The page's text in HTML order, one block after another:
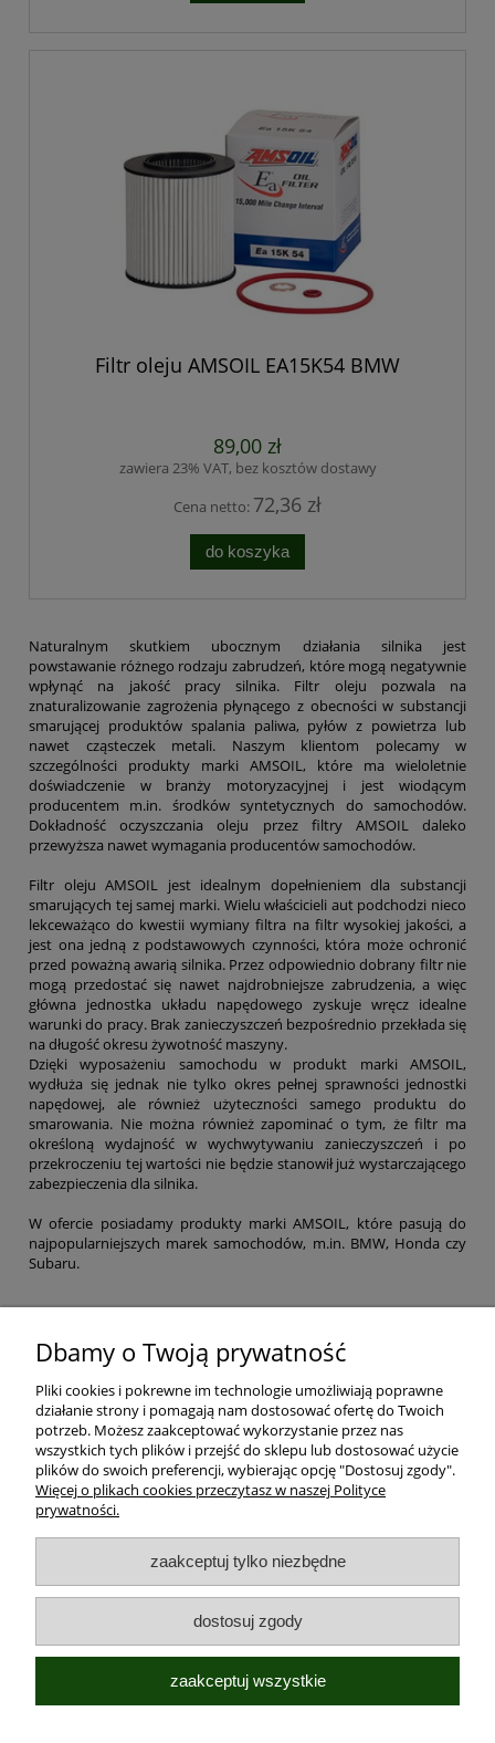
Filtr oleju AMSOIL EA15K54 BMW
89,00 zł
zawiera 23% VAT, bez kosztów dostawy
Cena netto: 72,36 zł
do koszyka
Naturalnym skutkiem ubocznym działania silnika jest
powstawanie różnego rodzaju zabrudzeń, które mogą negatywnie
wpłynąć na jakość pracy silnika. Filtr oleju pozwala na
znaturalizowanie zagrożenia płynącego z obecności w substancji
smarującej produktów spalania paliwa, pyłów z powietrza lub
nawet cząsteczek metali. Naszym klientom polecamy w
szczególności produkty marki AMSOIL, które ma wieloletnie
doświadczenie w branży motoryzacyjnej i jest wiodącym
producentem m.in. środków syntetycznych do samochodów.
Dokładność oczyszczania oleju przez filtry AMSOIL daleko
przewyższa nawet wymagania producentów samochodów.
Filtr oleju AMSOIL jest idealnym dopełnieniem dla substancji
smarujących tej samej marki. Wielu właścicieli aut podchodzi nieco
lekceważąco do kwestii wymiany filtra na filtr wysokiej jakości, a
jest ona jedną z podstawowych czynności, która może ochronić
przed poważną awarią silnika. Przez odpowiednio dobrany filtr nie
mogą przedostać się nawet najdrobniejsze zabrudzenia, a więc
główna jednostka układu napędowego zyskuje wręcz idealne
warunki do pracy. Brak zanieczyszczeń bezpośrednio przekłada się
na długość okresu żywotność maszyny.
Dzięki wyposażeniu samochodu w produkt marki AMSOIL,
wydłuża się jednak nie tylko okres pełnej sprawności jednostki
napędowej, ale również użyteczności samego produktu do
smarowania. Nie można również zapominać o tym, że filtr ma
określoną wydajność w wychwytywaniu zanieczyszczeń i po
przekroczeniu tej wartości nie będzie stanowił już wystarczającego
zabezpieczenia dla silnika.
W ofercie posiadamy produkty marki AMSOIL, które pasują do
najpopularniejszych marek samochodów, m.in. BMW, Honda czy
Subaru.
Pomoc
Moje konto
Płatności i dostawa
Informacje
O nas
Dbamy o Twoją prywatność
Pliki cookies i pokrewne im technologie umożliwiają poprawne
działanie strony i pomagają nam dostosować ofertę do Twoich
potrzeb. Możesz zaakceptować wykorzystanie przez nas
wszystkich tych plików i przejść do sklepu lub dostosować użycie
plików do swoich preferencji, wybierając opcję "Dostosuj zgody".
Więcej o plikach cookies przeczytasz w naszej Polityce
prywatności.
zaakceptuj tylko niezbędne
dostosuj zgody
zaakceptuj wszystkie